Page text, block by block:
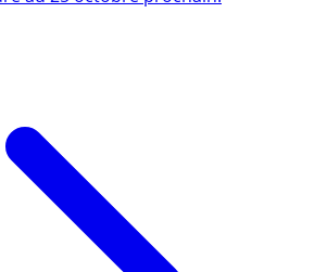
clients équipés du livret épargne
au 25 octobre prochain.